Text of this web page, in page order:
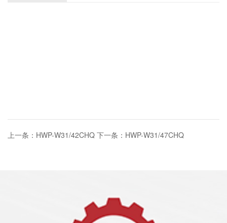
上一条：HWP-W31/42CHQ 下一条：HWP-W31/47CHQ